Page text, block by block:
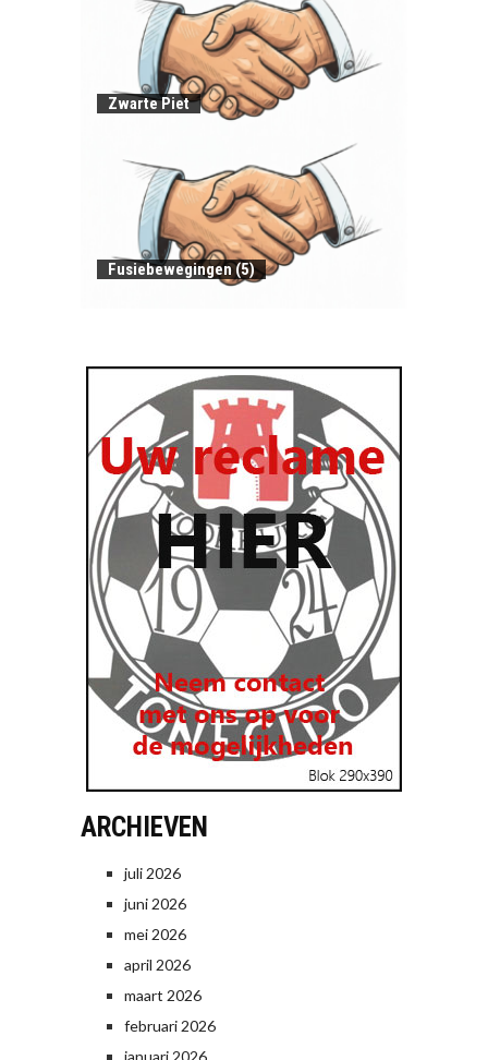
Zwarte Piet
Fusiebewegingen (5)
ARCHIEVEN
juli 2026
juni 2026
mei 2026
april 2026
maart 2026
februari 2026
januari 2026